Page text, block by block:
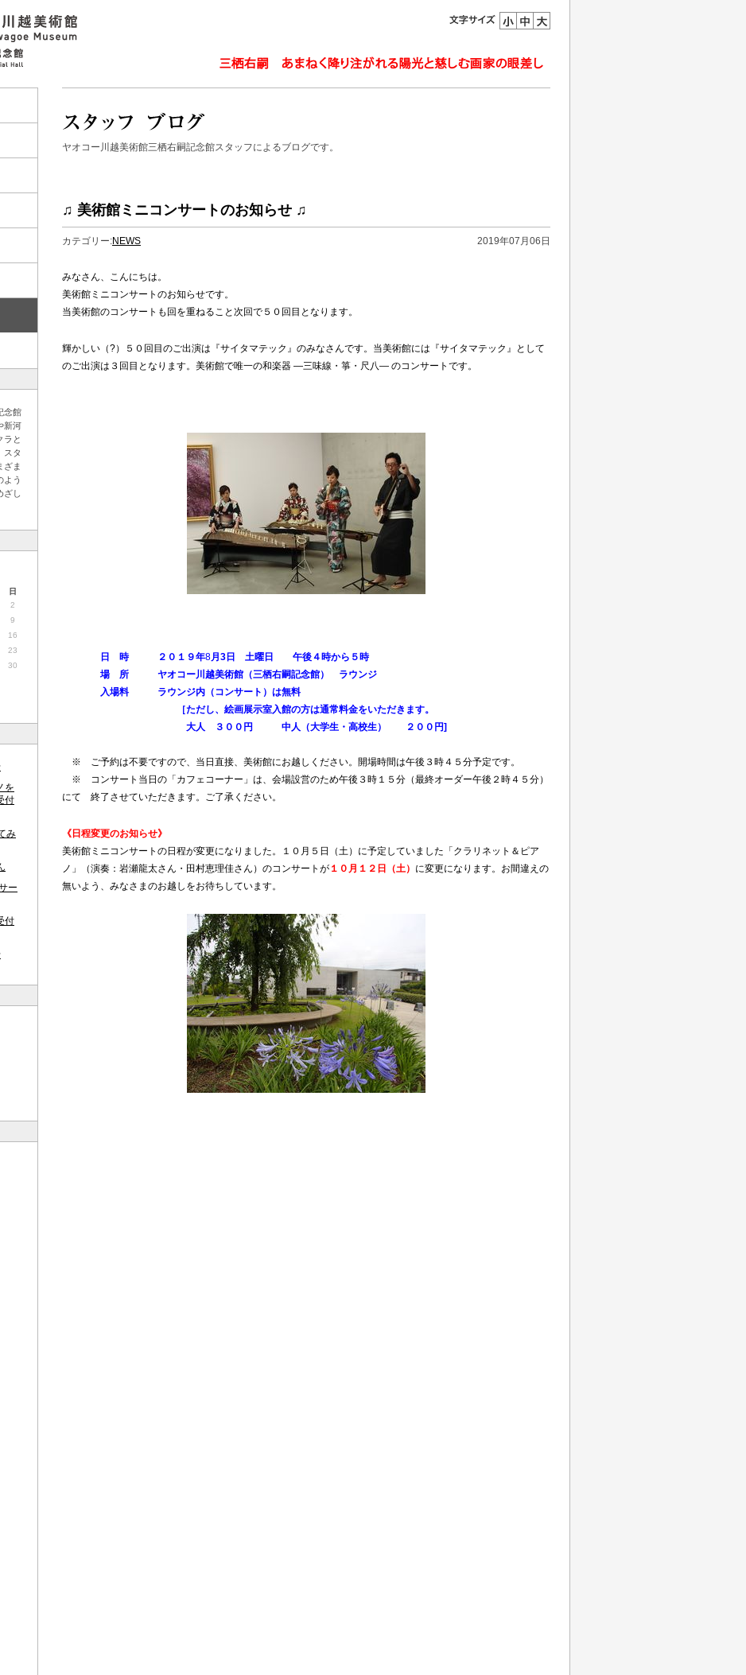
念館
新河
ラと
スタ
ざま
よう
ざし
日
2
9
16
23
30
を
付
み
ー
付
ヤオコー川越美術館三栖右嗣記念館スタッフによるブログです。
♫ 美術館ミニコンサートのお知らせ ♫
カテゴリー:NEWS 2019年07月06日
みなさん、こんにちは。
美術館ミニコンサートのお知らせです。
当美術館のコンサートも回を重ねること次回で５０回目となります。
輝かしい（?）５０回目のご出演は『サイタマテック』のみなさんです。当美術館には『サイタマテック』として
のご出演は３回目となります。美術館で唯一の和楽器 ―三味線・箏・尺八― のコンサートです。
日 時 ２０１９年8月3日 土曜日 午後４時から５時
場 所 ヤオコー川越美術館（三栖右嗣記念館） ラウンジ
入場料 ラウンジ内（コンサート）は無料
［ただし、絵画展示室入館の方は通常料金をいただきます。
大人 ３００円 中人（大学生・高校生） ２００円]
※ ご予約は不要ですので、当日直接、美術館にお越しください。開場時間は午後３時４５分予定です。
※ コンサート当日の「カフェコーナー」は、会場設営のため午後３時１５分（最終オーダー午後２時４５分）
にて 終了させていただきます。ご了承ください。
《日程変更のお知らせ》
美術館ミニコンサートの日程が変更になりました。１０月５日（土）に予定していました「クラリネット＆ピア
ノ」（演奏：岩瀬龍太さん・田村恵理佳さん）のコンサートが １０月１２日（土） に変更になります。お間違えの
無いよう、みなさまのお越しをお待ちしています。